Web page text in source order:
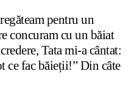
pentru un
concuram cu un băiat
Tata mi-a cântat:
ce fac băieții!” Din câte